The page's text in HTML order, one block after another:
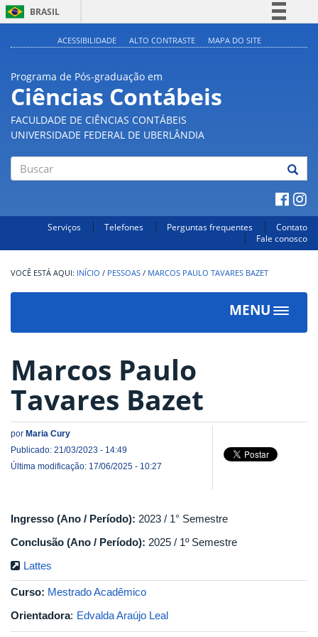
BRASIL
Acesso à informação
ACESSIBILIDADE ALTO CONTRASTE MAPA DO SITE
Programa de Pós-graduação em
Ciências Contábeis
FACULDADE DE CIÊNCIAS CONTÁBEIS
UNIVERSIDADE FEDERAL DE UBERLÂNDIA
Serviços Telefones Perguntas frequentes
Contato
Fale conosco
INÍCIO / PESSOAS / MARCOS PAULO TAVARES BAZET
MENU
Toggle
Marcos Paulo
Tavares Bazet
por Maria Cury
Publicado: 21/03/2023 - 14:49
Última modificação: 17/06/2025 - 10:27
Ingresso (Ano / Período): 2023 / 1° Semestre
Conclusão (Ano / Período): 2025 / 1º Semestre
Lattes
Curso: Mestrado Acadêmico
Orientadora: Edvalda Araújo Leal